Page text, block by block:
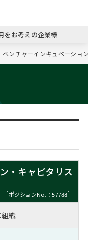
戻る
コンサ
戻る
キャリ
戻る
MBAの
戻る
日本か
戻る
パワー
をお考えの企業様
ベンチャーインキュベーショ
・キャピタリス
［ポジションNo.：57788］
織